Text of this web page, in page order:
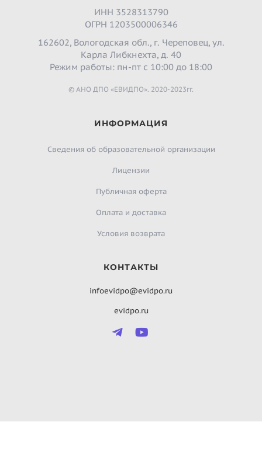
ИНН 3528313790
ОГРН 1203500006346
162602, Вологодская обл., г. Череповец, ул.
Карла Либкнехта, д. 40
Режим работы: пн-пт с 10:00 до 18:00
© АНО ДПО «ЕВИДПО». 2020-2023гг.
ИНФОРМАЦИЯ
Сведения об образовательной организации
Лицензии
Публичная оферта
Оплата и доставка
Условия возврата
КОНТАКТЫ
infoevidpo@evidpo.ru
evidpo.ru